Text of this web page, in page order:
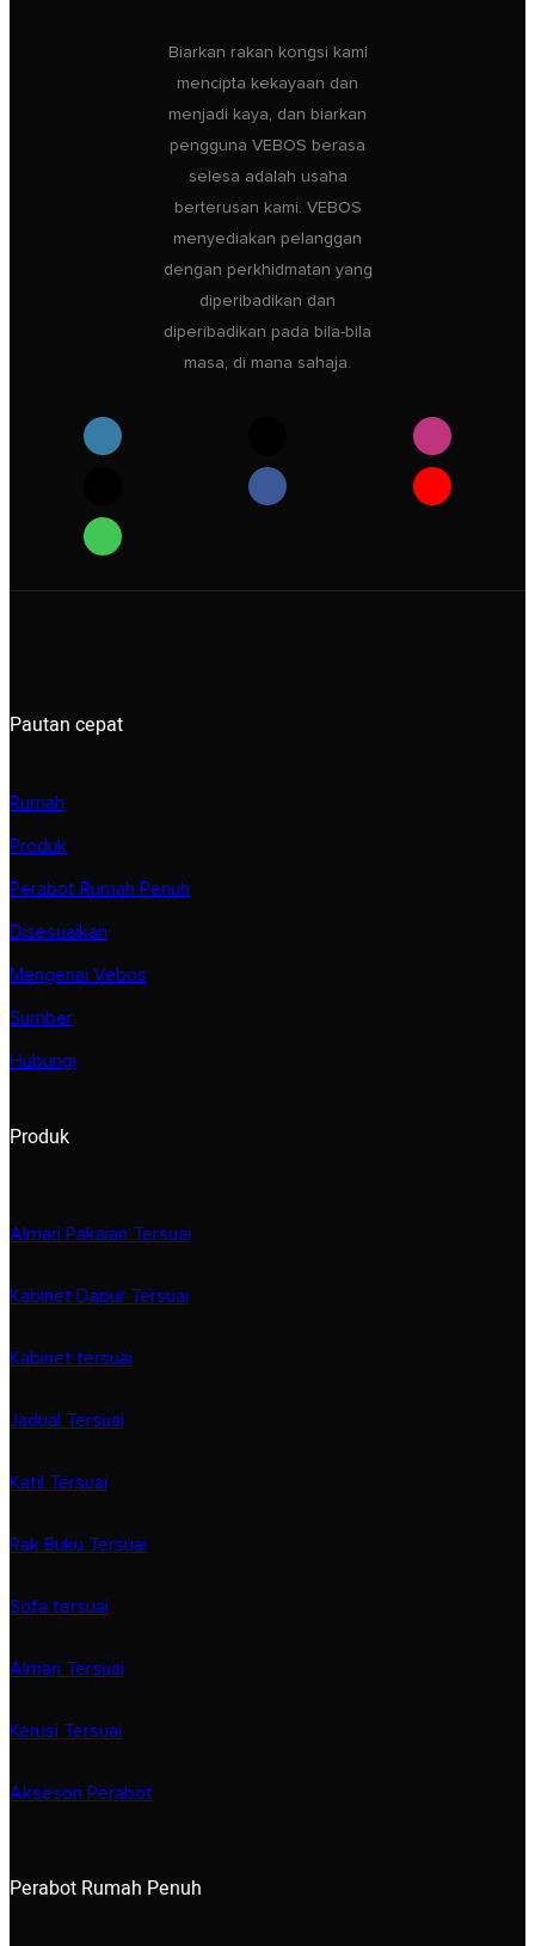
Biarkan rakan kongsi kami
mencipta kekayaan dan
menjadi kaya, dan biarkan
pengguna VEBOS berasa
selesa adalah usaha
berterusan kami. VEBOS
menyediakan pelanggan
dengan perkhidmatan yang
diperibadikan dan
diperibadikan pada bila-bila
masa, di mana sahaja.
Pautan cepat
Rumah
Produk
Perabot Rumah Penuh
Disesuaikan
Mengenai Vebos
Sumber
Hubungi
Produk
Almari Pakaian Tersuai
Kabinet Dapur Tersuai
Kabinet tersuai
Jadual Tersuai
Katil Tersuai
Rak Buku Tersuai
Sofa tersuai
Almari Tersuai
Kerusi Tersuai
Aksesori Perabot
Perabot Rumah Penuh